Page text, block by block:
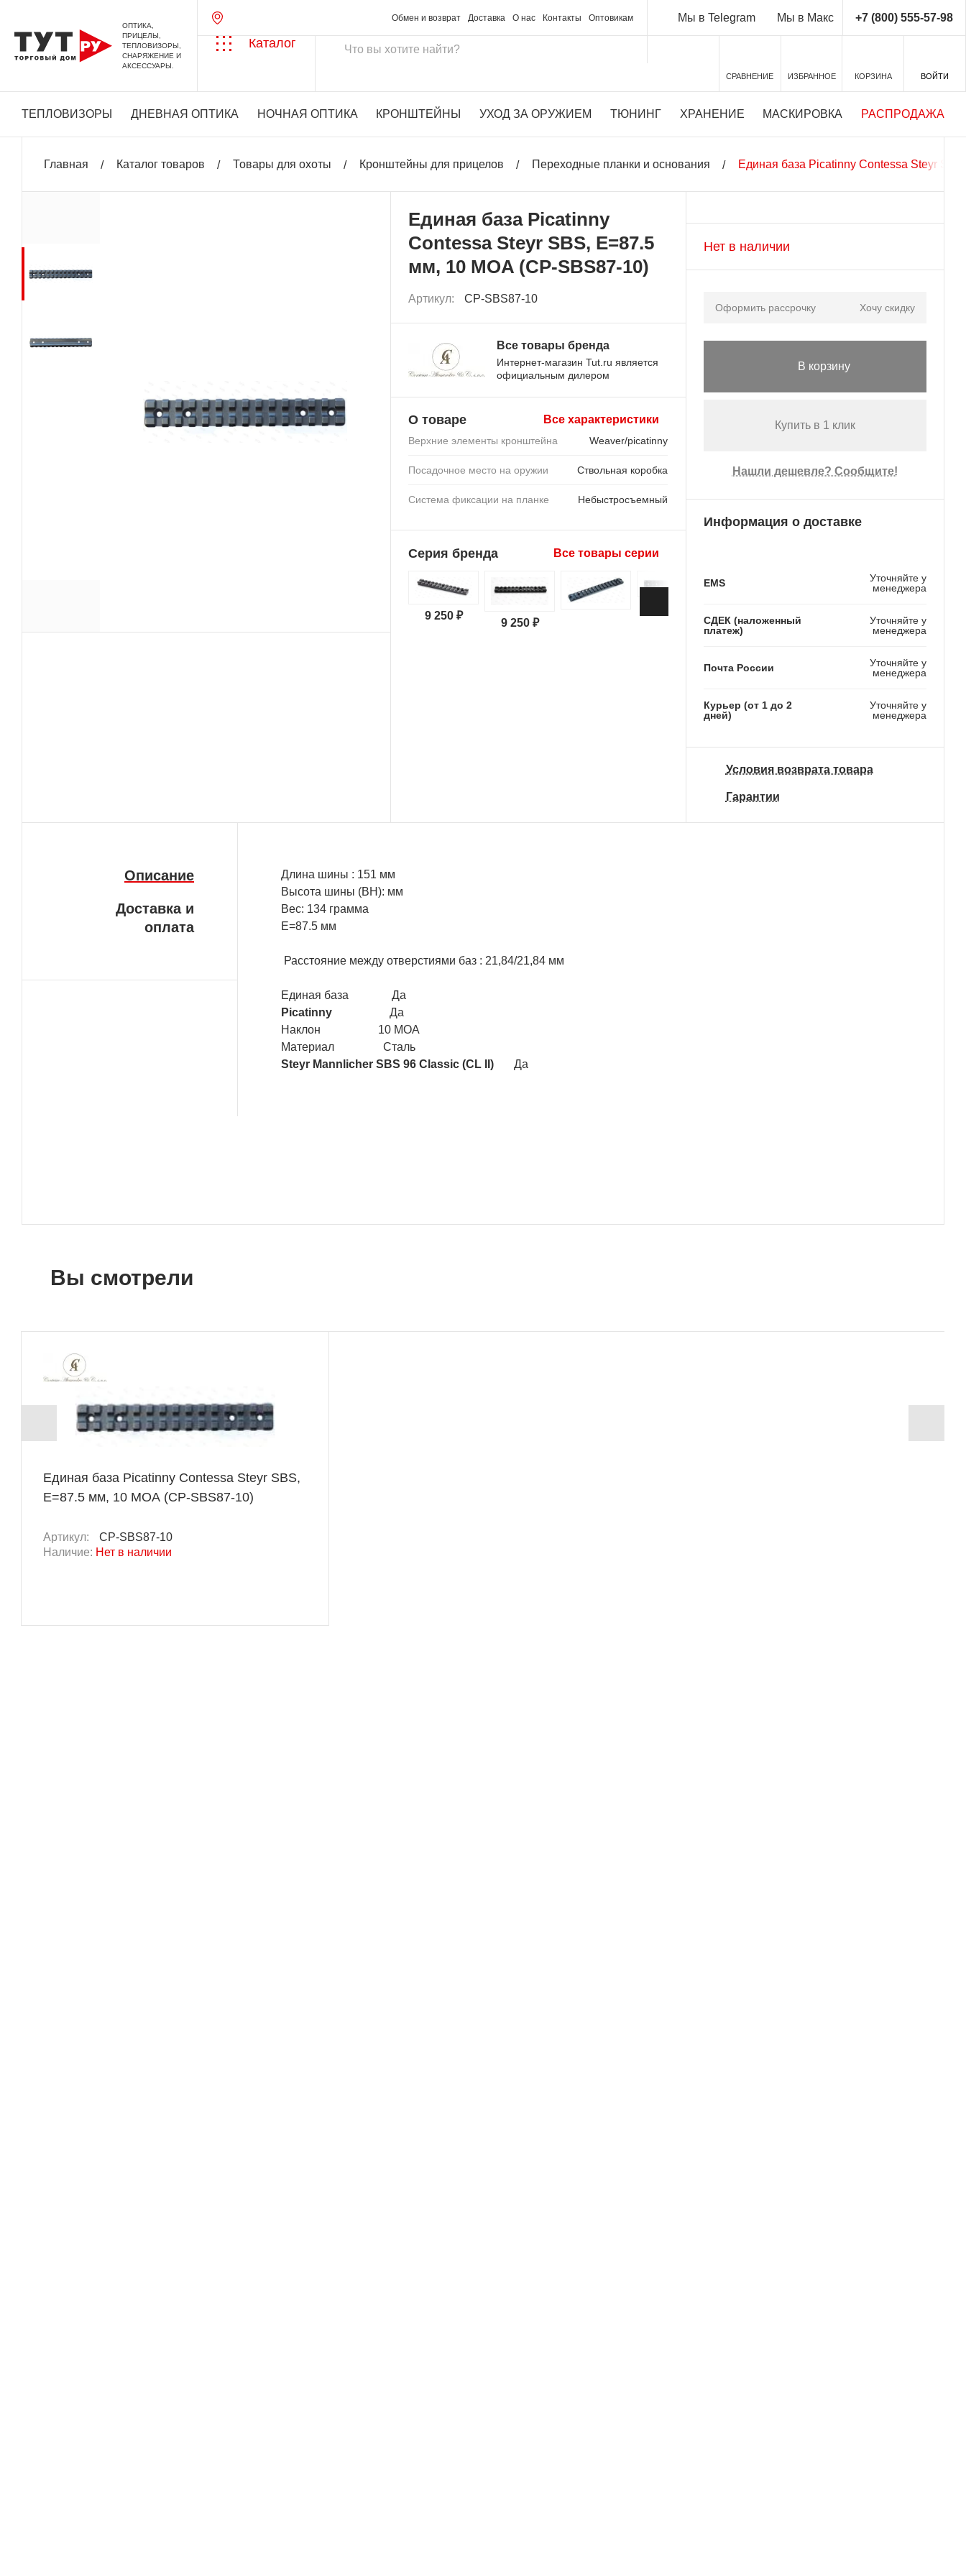
ОПТИКА,
ПРИЦЕЛЫ,
ТЕПЛОВИЗОРЫ,
СНАРЯЖЕНИЕ И
АКСЕССУАРЫ.
Обмен и возврат Доставка О нас Контакты Оптовикам Мы в Telegram Мы в Макс +7 (800) 555-57-98
Каталог
СРАВНЕНИЕ ИЗБРАННОЕ КОРЗИНА ВОЙТИ
ТЕПЛОВИЗОРЫ ДНЕВНАЯ ОПТИКА НОЧНАЯ ОПТИКА КРОНШТЕЙНЫ УХОД ЗА ОРУЖИЕМ ТЮНИНГ ХРАНЕНИЕ МАСКИРОВКА РАСПРОДАЖА
Главная Каталог товаров Товары для охоты Кронштейны для прицелов Переходные планки и основания Единая база Picatinny Contessa Steyr
Единая база Picatinny
Contessa Steyr SBS, E=87.5
мм, 10 MOA (CP-SBS87-10)
Артикул: CP-SBS87-10
Все товары бренда
Интернет-магазин Tut.ru является
официальным дилером
О товаре Все характеристики
Верхние элементы кронштейна Weaver/picatinny
Посадочное место на оружии Ствольная коробка
Система фиксации на планке Небыстросъемный
Серия бренда Все товары серии
9 250 ₽
9 250 ₽
Нет в наличии
Оформить рассрочку Хочу скидку
В корзину
Купить в 1 клик
Нашли дешевле? Сообщите!
Информация о доставке
EMS
Уточняйте у
менеджера
СДЕК (наложенный
платеж)
Уточняйте у
менеджера
Почта России
Уточняйте у
менеджера
Курьер (от 1 до 2
дней)
Уточняйте у
менеджера
Условия возврата товара
Гарантии
Описание
Доставка и
оплата
Длина шины : 151 мм
Высота шины (BH): мм
Вес: 134 грамма
E=87.5 мм
Расстояние между отверстиями баз : 21,84/21,84 мм
Единая база Да
Picatinny Да
Наклон 10 MOA
Материал Сталь
Steyr Mannlicher SBS 96 Classic (CL II) Да
Вы смотрели
Единая база Picatinny Contessa Steyr SBS,
E=87.5 мм, 10 MOA (CP-SBS87-10)
Артикул:
CP-SBS87-10
Наличие: Нет в наличии